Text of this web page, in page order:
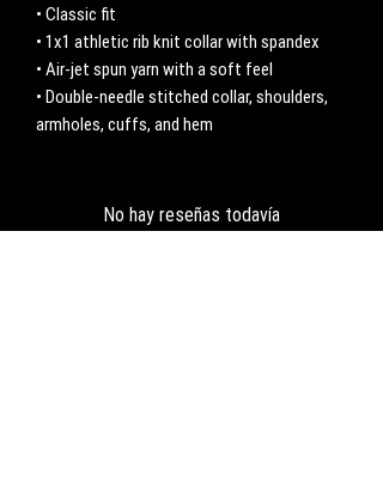
• Classic fit
• 1x1 athletic rib knit collar with spandex
• Air-jet spun yarn with a soft feel
• Double-needle stitched collar, shoulders,
armholes, cuffs, and hem
No hay reseñas todavía